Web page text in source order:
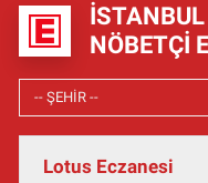
İSTANBUL
NÖBETÇI
Lotus Eczanesi